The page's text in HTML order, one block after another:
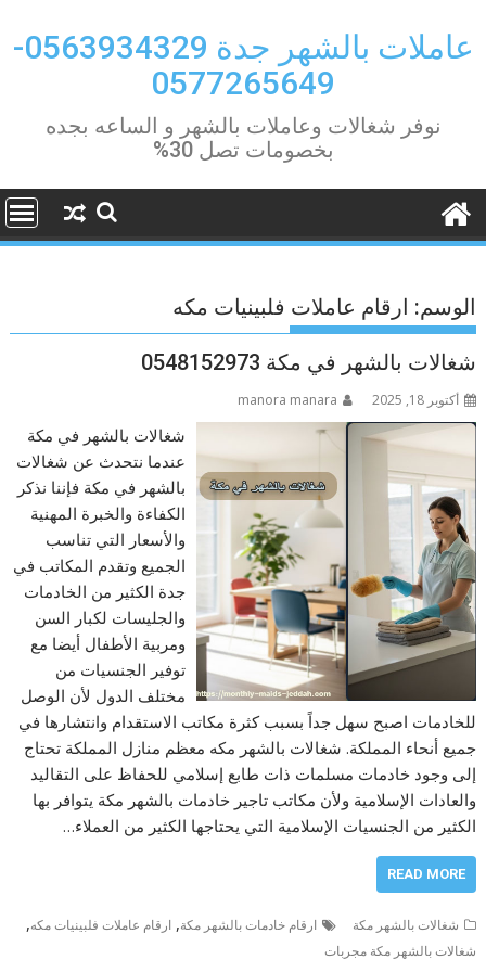
content
عاملات بالشهر جدة 0563934329-
0577265649
نوفر شغالات وعاملات بالشهر و الساعه بجده
بخصومات تصل 30%
الوسم: ارقام عاملات فلبينيات مكه
شغالات بالشهر في مكة 0548152973
أكتوبر 18, 2025 manora manara
شغالات بالشهر في مكة
عندما نتحدث عن شغالات
بالشهر في مكة فإننا نذكر
الكفاءة والخبرة المهنية
والأسعار التي تناسب
الجميع وتقدم المكاتب في
جدة الكثير من الخادمات
والجليسات لكبار السن
ومربية الأطفال أيضا مع
توفير الجنسيات من
مختلف الدول لأن الوصل
للخادمات اصبح سهل جداً بسبب كثرة مكاتب الاستقدام وانتشارها في
جميع أنحاء المملكة. شغالات بالشهر مكه معظم منازل المملكة تحتاج
إلى وجود خادمات مسلمات ذات طابع إسلامي للحفاظ على التقاليد
والعادات الإسلامية ولأن مكاتب تاجير خادمات بالشهر مكة يتوافر بها
الكثير من الجنسيات الإسلامية التي يحتاجها الكثير من العملاء…
READ MORE
شغالات بالشهر مكة ارقام خادمات بالشهر مكة,ارقام عاملات فلبينيات مكه,
شغالات بالشهر مكة مجربات